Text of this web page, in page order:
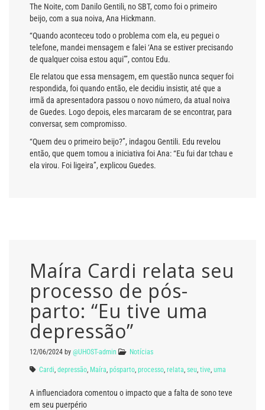
The Noite, com Danilo Gentili, no SBT, como foi o primeiro
beijo, com a sua noiva, Ana Hickmann.
“Quando aconteceu todo o problema com ela, eu peguei o
telefone, mandei mensagem e falei ‘Ana se estiver precisando
de qualquer coisa estou aqui’”, contou Edu.
Ele relatou que essa mensagem, em questão nunca sequer foi
respondida, foi quando então, ele decidiu insistir, até que a
irmã da apresentadora passou o novo número, da atual noiva
de Guedes. Logo depois, eles marcaram de se encontrar, para
conversar, sem compromisso.
“Quem deu o primeiro beijo?”, indagou Gentili. Edu revelou
então, que quem tomou a iniciativa foi Ana: “Eu fui dar tchau e
ela virou. Foi ligeira”, explicou Guedes.
Maíra Cardi relata seu
processo de pós-
parto: “Eu tive uma
depressão”
12/06/2024 by @UHOST-admin Notícias
Cardi depressão Maíra pósparto processo relata seu tive uma
A influenciadora comentou o impacto que a falta de sono teve
em seu puerpério